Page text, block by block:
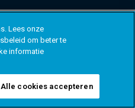
Lees onze
om beter te
informatie
Alle cookies accepteren